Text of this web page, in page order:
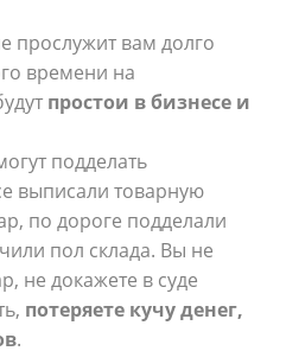
прослужит вам долго
времени на
простои в бизнесе и
подделать
выписали товарную
по дороге подделали
пол склада. Вы не
не докажете в суде
потеряете кучу денег,
.